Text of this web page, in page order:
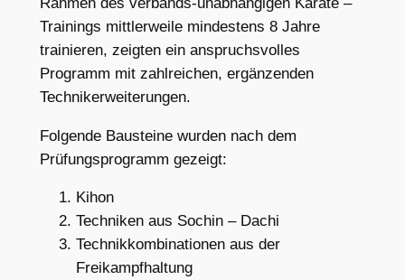
Trainings mittlerweile mindestens 8 Jahre
trainieren, zeigten ein anspruchsvolles
Programm mit zahlreichen, ergänzenden
Technikerweiterungen.
Folgende Bausteine wurden nach dem
Prüfungsprogramm gezeigt:
Kihon
Techniken aus Sochin – Dachi
Technikkombinationen aus der
Freikampfhaltung